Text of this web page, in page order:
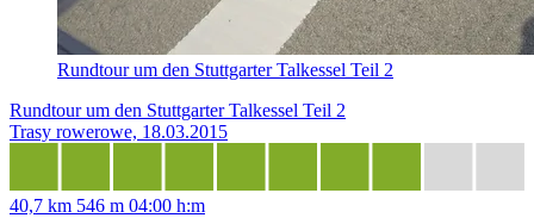
Rundtour um den Stuttgarter Talkessel Teil 2
Rundtour um den Stuttgarter Talkessel Teil 2
Trasy rowerowe, 18.03.2015
40,7 km 546 m 04:00 h:m